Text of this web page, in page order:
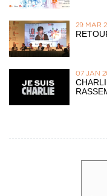
29 MAR
07 JAN